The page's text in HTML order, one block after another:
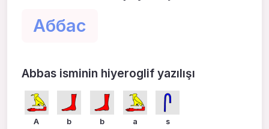
Аббас
Abbas isminin hiyeroglif yazılışı
A b b a s